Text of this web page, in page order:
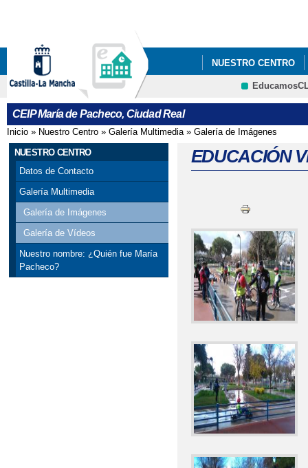
NUESTRO CENTRO
CEIP María de Pacheco, Ciudad Real
Se encuentra usted aquí
Inicio » Nuestro Centro » Galería Multimedia» Galería de Imágenes
NUESTRO CENTRO
Datos de Contacto
Galería Multimedia
Galería de Imágenes
Galería de Vídeos
Nuestro nombre: ¿Quién fue María
Pacheco?
EDUCACIÓN